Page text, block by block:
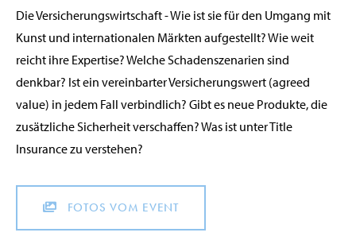
Die Versicherungswirtschaft - Wie ist sie für den Umgang mit
Kunst und internationalen Märkten aufgestellt? Wie weit
reicht ihre Expertise? Welche Schadenszenarien sind
denkbar? Ist ein vereinbarter Versicherungswert (agreed
value) in jedem Fall verbindlich? Gibt es neue Produkte, die
zusätzliche Sicherheit verschaffen? Was ist unter Title
Insurance zu verstehen?
FOTOS VOM EVENT